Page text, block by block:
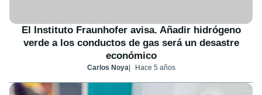
El Instituto Fraunhofer avisa. Añadir hidrógeno
verde a los conductos de gas será un desastre
económico
Carlos Noya Hace 5 años